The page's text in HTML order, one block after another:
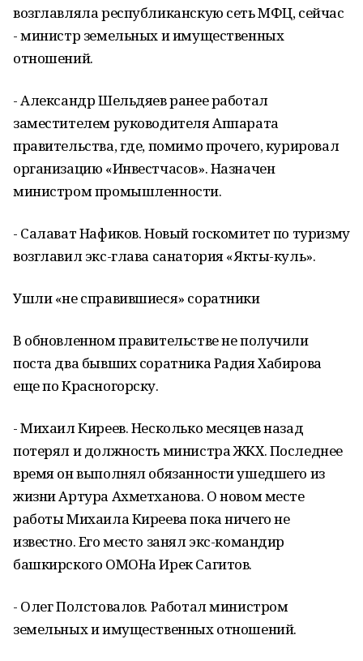
возглавляла республиканскую сеть МФЦ, сейчас
- министр земельных и имущественных
отношений.
- Александр Шельдяев ранее работал
заместителем руководителя Аппарата
правительства, где, помимо прочего, курировал
организацию «Инвестчасов». Назначен
министром промышленности.
- Салават Нафиков. Новый госкомитет по туризму
возглавил экс-глава санатория «Якты-куль».
Ушли «не справившиеся» соратники
В обновленном правительстве не получили
поста два бывших соратника Радия Хабирова
еще по Красногорску.
- Михаил Киреев. Несколько месяцев назад
потерял и должность министра ЖКХ. Последнее
время он выполнял обязанности ушедшего из
жизни Артура Ахметханова. О новом месте
работы Михаила Киреева пока ничего не
известно. Его место занял экс-командир
башкирского ОМОНа Ирек Сагитов.
- Олег Полстовалов. Работал министром
земельных и имущественных отношений.